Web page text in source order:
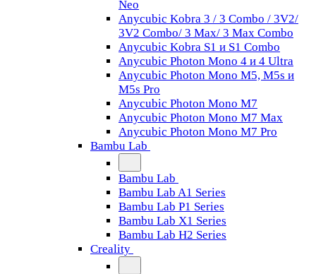
Neo
Anycubic Kobra 3 / 3 Combo / 3V2/
3V2 Combo/ 3 Max/ 3 Max Combo
Anycubic Kobra S1 и S1 Combo
Anycubic Photon Mono 4 и 4 Ultra
Anycubic Photon Mono M5, M5s и
M5s Pro
Anycubic Photon Mono M7
Anycubic Photon Mono M7 Max
Anycubic Photon Mono M7 Pro
Bambu Lab
Bambu Lab
Bambu Lab A1 Series
Bambu Lab P1 Series
Bambu Lab X1 Series
Bambu Lab H2 Series
Creality